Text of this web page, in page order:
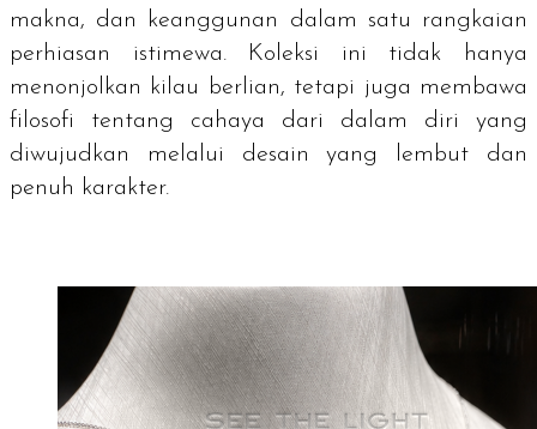
makna, dan keanggunan dalam satu rangkaian
perhiasan istimewa. Koleksi ini tidak hanya
menonjolkan kilau berlian, tetapi juga membawa
filosofi tentang cahaya dari dalam diri yang
diwujudkan melalui desain yang lembut dan
penuh karakter.